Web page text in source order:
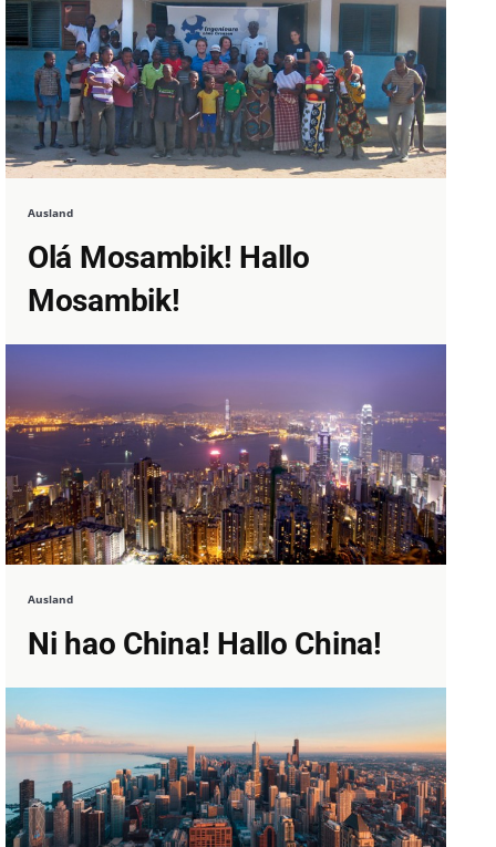
Ausland
Olá Mosambik! Hallo
Mosambik!
Ausland
Ni hao China! Hallo China!